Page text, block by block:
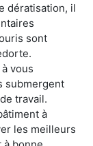
dératisation, il
sont
vous
submergent
travail.
à
les meilleurs